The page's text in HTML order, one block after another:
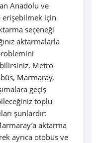
Anadolu ve
erişebilmek için
seçeneği
aktarmalarla
Metro
Marmaray,
geçiş
toplu
şunlardır:
aktarma
ayrıca otobüs ve